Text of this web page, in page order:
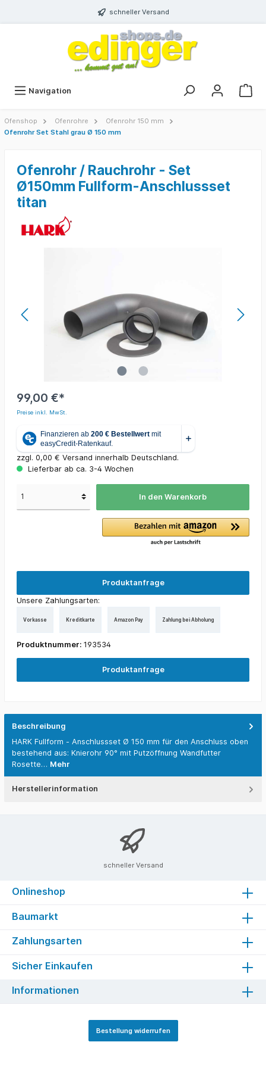
schneller Versand
Navigation
Ofenshop Ofenrohre
Ofenrohr 150 mm
Ofenrohr Set Stahl grau Ø 150 mm
Ofenrohr / Rauchrohr - Set
Ø150mm Fullform-Anschlussset
titan
99,00 €*
Preise inkl. MwSt.
zzgl. 0,00 € Versand innerhalb Deutschland.
Lieferbar ab ca. 3-4 Wochen
In den Warenkorb
Produktanfrage
Unsere Zahlungsarten:
Vorkasse Kreditkarte Amazon Pay Zahlung bei Abholung
Produktnummer: 193534
Produktanfrage
Beschreibung
HARK Fullform - Anschlussset Ø 150 mm für den Anschluss oben
bestehend aus: Knierohr 90° mit Putzöffnung Wandfutter
Rosette… Mehr
Herstellerinformation
schneller Versand
Onlineshop
Baumarkt
Zahlungsarten
Sicher Einkaufen
Informationen
Bestellung widerrufen